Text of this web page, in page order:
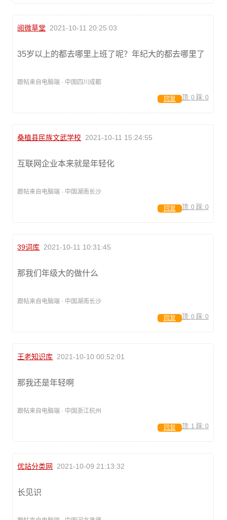
阅微草堂 2021-10-11 20:25:03
35岁以上的都去哪里上班了呢？年纪大的都去哪里了
跟帖来自电脑端 · 中国四川成都
顶: 0 踩: 0
回复
桑植县民族文武学校 2021-10-11 15:24:55
互联网企业本来就是年轻化
跟帖来自电脑端 · 中国湖南长沙
顶: 0 踩: 0
回复
39词库 2021-10-11 10:31:45
那我们年级大的做什么
跟帖来自电脑端 · 中国湖南长沙
顶: 0 踩: 0
回复
王老知识库 2021-10-10 00:52:01
那我还是年轻啊
跟帖来自电脑端 · 中国浙江杭州
顶: 1 踩: 0
回复
优站分类网 2021-10-09 21:13:32
长见识